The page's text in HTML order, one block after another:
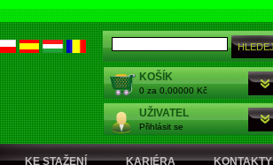
KOŠÍK
0 za 0,00000 Kč
UŽIVATEL
Přihlásit se
KE STAŽENÍ KARIÉRA KONTAKTY